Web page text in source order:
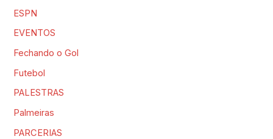
ESPN
EVENTOS
Fechando o Gol
Futebol
PALESTRAS
Palmeiras
PARCERIAS